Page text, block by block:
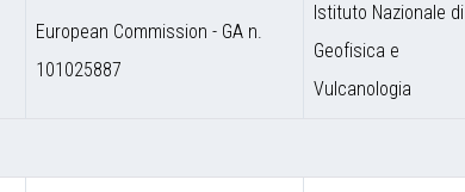
European Commission - GA n.
101025887
Istituto Nazionale di
Geofisica e
Vulcanologia